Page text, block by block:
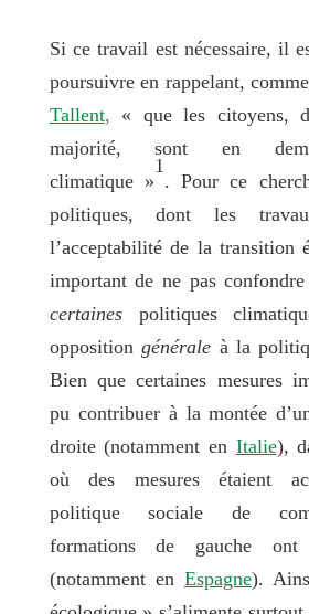
Si ce travail est nécessaire, il
poursuivre en rappelant,
Tallent, « que les citoyens,
majorité, sont en
climatique »
1
. Pour ce
politiques, dont les
l’acceptabilité de la transition
important de ne pas
certainespolitiques
oppositiongénérale à la
Bien que certaines mesures
pu contribuer à la montée
droite (notamment en Italie),
où des mesures étaient
politique sociale de
formations de gauche ont
(notamment en Espagne).